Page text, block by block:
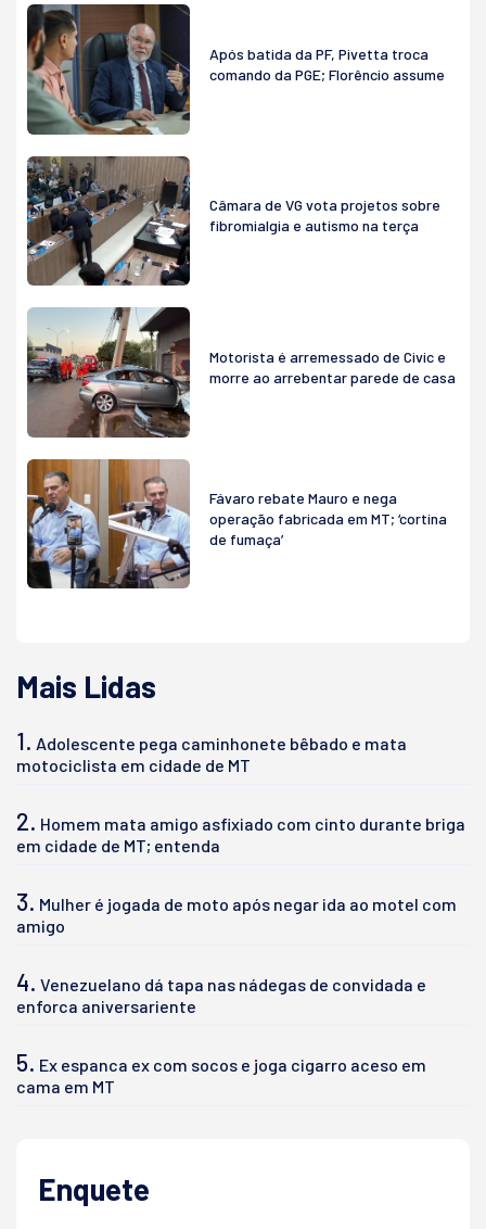
Após batida da PF, Pivetta troca
comando da PGE; Florêncio assume
Câmara de VG vota projetos sobre
fibromialgia e autismo na terça
Motorista é arremessado de Civic e
morre ao arrebentar parede de casa
Fávaro rebate Mauro e nega
operação fabricada em MT; ‘cortina
de fumaça’
Mais Lidas
1. Adolescente pega caminhonete bêbado e mata
motociclista em cidade de MT
2. Homem mata amigo asfixiado com cinto durante briga
em cidade de MT; entenda
3. Mulher é jogada de moto após negar ida ao motel com
amigo
4. Venezuelano dá tapa nas nádegas de convidada e
enforca aniversariente
5. Ex espanca ex com socos e joga cigarro aceso em
cama em MT
Enquete